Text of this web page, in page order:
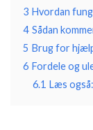
3 Hvordan
4 Sådan
5 Brug for
6 Fordele og
6.1 Læs også: